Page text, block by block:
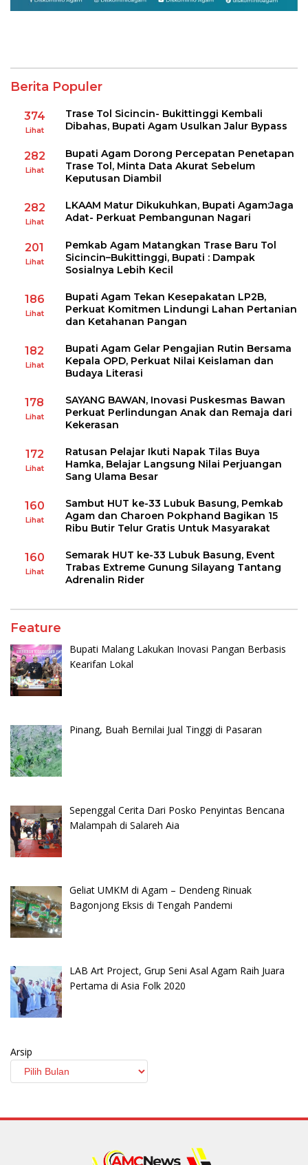
Berita Populer
374
Lihat
Trase Tol Sicincin- Bukittinggi Kembali
Dibahas, Bupati Agam Usulkan Jalur Bypass
282
Lihat
Bupati Agam Dorong Percepatan Penetapan
Trase Tol, Minta Data Akurat Sebelum
Keputusan Diambil
282
Lihat
LKAAM Matur Dikukuhkan, Bupati Agam:Jaga
Adat- Perkuat Pembangunan Nagari
201
Lihat
Pemkab Agam Matangkan Trase Baru Tol
Sicincin–Bukittinggi, Bupati : Dampak
Sosialnya Lebih Kecil
186
Lihat
Bupati Agam Tekan Kesepakatan LP2B,
Perkuat Komitmen Lindungi Lahan Pertanian
dan Ketahanan Pangan
182
Lihat
Bupati Agam Gelar Pengajian Rutin Bersama
Kepala OPD, Perkuat Nilai Keislaman dan
Budaya Literasi
178
Lihat
SAYANG BAWAN, Inovasi Puskesmas Bawan
Perkuat Perlindungan Anak dan Remaja dari
Kekerasan
172
Lihat
Ratusan Pelajar Ikuti Napak Tilas Buya
Hamka, Belajar Langsung Nilai Perjuangan
Sang Ulama Besar
160
Lihat
Sambut HUT ke-33 Lubuk Basung, Pemkab
Agam dan Charoen Pokphand Bagikan 15
Ribu Butir Telur Gratis Untuk Masyarakat
160
Lihat
Semarak HUT ke-33 Lubuk Basung, Event
Trabas Extreme Gunung Silayang Tantang
Adrenalin Rider
Feature
Bupati Malang Lakukan Inovasi Pangan Berbasis
Kearifan Lokal
Pinang, Buah Bernilai Jual Tinggi di Pasaran
Sepenggal Cerita Dari Posko Penyintas Bencana
Malampah di Salareh Aia
Geliat UMKM di Agam – Dendeng Rinuak
Bagonjong Eksis di Tengah Pandemi
LAB Art Project, Grup Seni Asal Agam Raih Juara
Pertama di Asia Folk 2020
Arsip